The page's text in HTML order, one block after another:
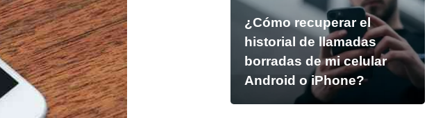
¿Cómo recuperar el
historial de llamadas
borradas de mi celular
Android o iPhone?